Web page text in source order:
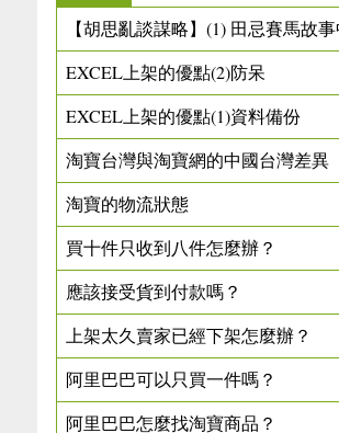
【胡思亂談謀略】(1) 田忌賽馬故
EXCEL上架的優點(2)防呆
EXCEL上架的優點(1)資料備份
淘寶台灣與淘寶網的中國台灣差異
淘寶的物流狀態
買十件只收到八件怎麼辦？
應該接受貨到付款嗎？
上架太久賣家已經下架怎麼辦？
阿里巴巴可以只買一件嗎？
阿里巴巴怎麼找淘寶商品？